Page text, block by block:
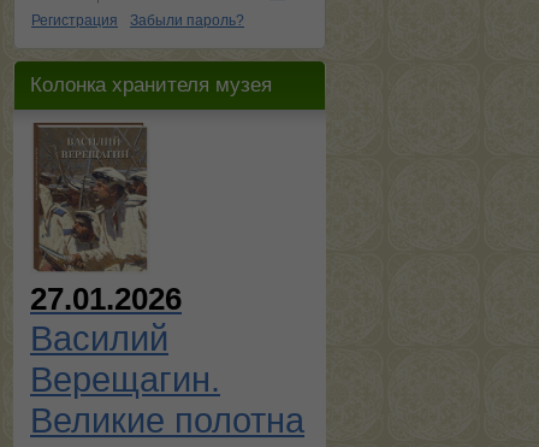
Регистрация
Забыли пароль?
Колонка хранителя музея
27.01.2026
Василий
Верещагин.
Великие полотна